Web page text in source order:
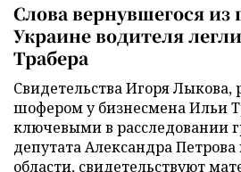
Слова вернувшегося из
Украине водителя
Трабера
Свидетельства Игоря Лыкова,
шофером у бизнесмена Ильи
ключевыми в расследовании
депутата Александра
области, свидетельствуют